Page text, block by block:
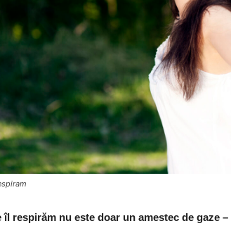
îl respirăm nu este doar un amestec de gaze